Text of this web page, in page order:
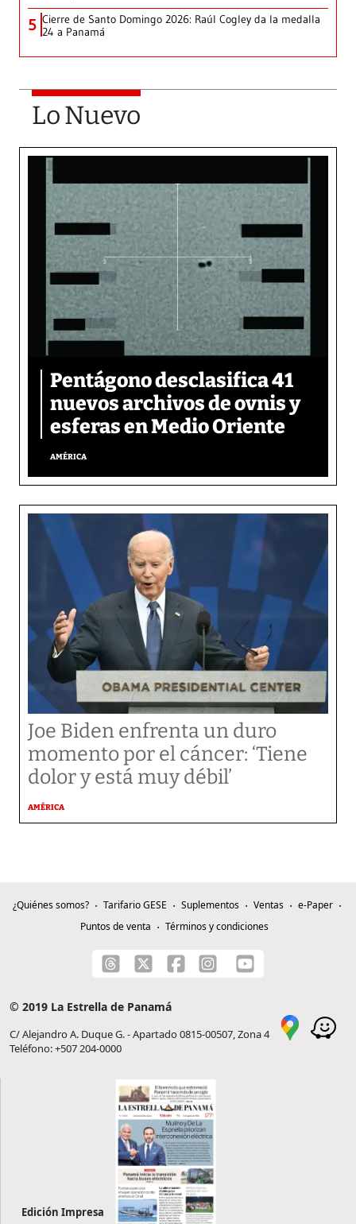
5 Cierre de Santo Domingo 2026: Raúl Cogley da la medalla
24 a Panamá
Lo Nuevo
Pentágono desclasifica 41
nuevos archivos de ovnis y
esferas en Medio Oriente
AMÉRICA
Joe Biden enfrenta un duro
momento por el cáncer: ‘Tiene
dolor y está muy débil’
AMÉRICA
¿Quiénes somos? Tarifario GESE Suplementos Ventas
e-Paper
Puntos de venta
Términos y condiciones
© 2019 La Estrella de Panamá
C/ Alejandro A. Duque G. - Apartado 0815-00507, Zona 4
Teléfono: +507 204-0000
Edición Impresa